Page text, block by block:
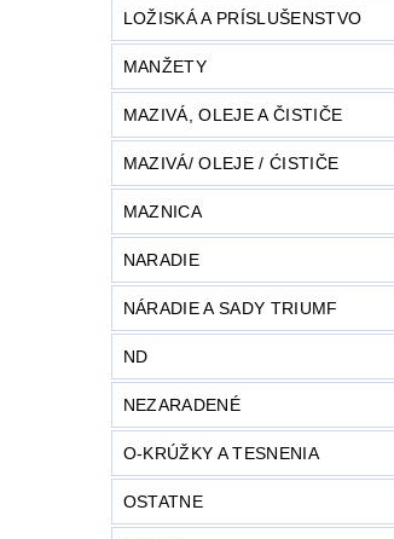
LOŽISKÁ A PRÍSLUŠENSTVO
MANŽETY
MAZIVÁ, OLEJE A ČISTIČE
MAZIVÁ/ OLEJE / ĆISTIČE
MAZNICA
NARADIE
NÁRADIE A SADY TRIUMF
ND
NEZARADENÉ
O-KRÚŽKY A TESNENIA
OSTATNE